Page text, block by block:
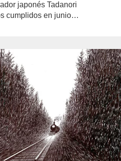
japonés Tadanori
cumplidos en junio…